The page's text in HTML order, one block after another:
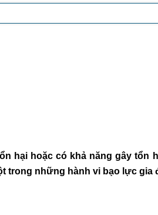
hại hoặc có khả năng gây tổn
trong những hành vi bạo lực gia